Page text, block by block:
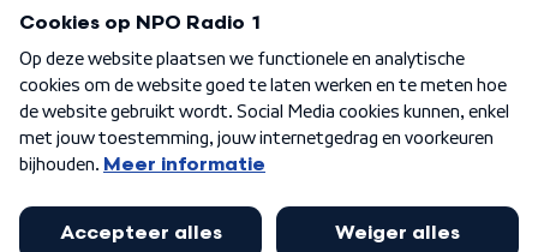
Algemene voorwaarden